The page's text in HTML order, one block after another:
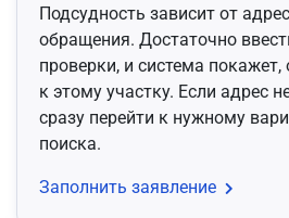
Подсудность зависит от
обращения. Достаточно
проверки, и система покажет,
к этому участку. Если адрес
сразу перейти к нужному
поиска.
Заполнить заявление